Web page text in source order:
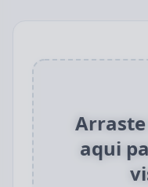
Arraste
aqui